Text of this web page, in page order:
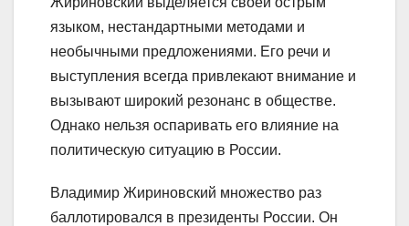
языком, нестандартными методами и
необычными предложениями. Его речи и
выступления всегда привлекают внимание и
вызывают широкий резонанс в обществе.
Однако нельзя оспаривать его влияние на
политическую ситуацию в России.
Владимир Жириновский множество раз
баллотировался в президенты России. Он